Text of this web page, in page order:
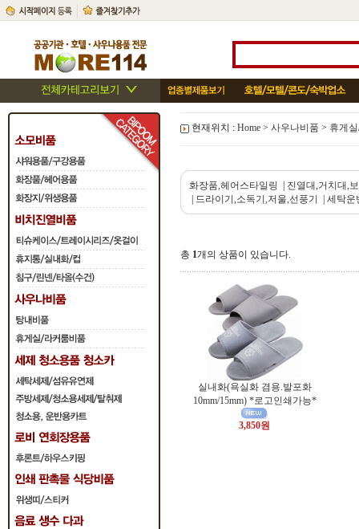
현재위치 : Home > 사우나비품 > 휴게
화장품,헤어스타일링
진열대,거치대,
드라이기,소독기,저울,선풍기 세탁운
총 1개의 상품이 있습니다.
실내화(욕실화 겸용.발포화
10mm/15mm) *로고인쇄가능*
3,850원